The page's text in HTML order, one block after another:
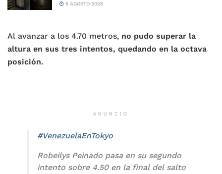
6 AGOSTO 2026
Al avanzar a los 4.70 metros, no pudo superar la
altura en sus tres intentos, quedando en la octava
posición.
ANUNCIO
#VenezuelaEnTokyo
Robeilys Peinado pasa en su segundo
intento sobre 4.50 en la final del salto